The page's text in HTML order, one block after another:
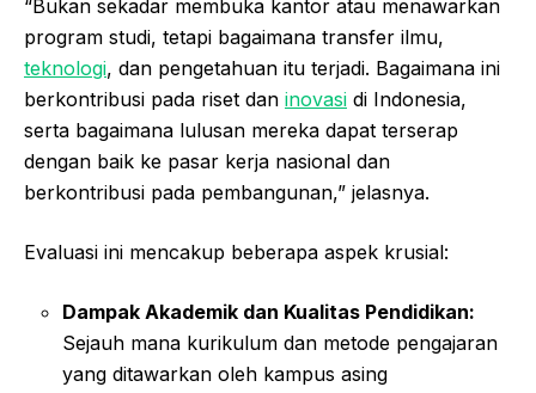
“Bukan sekadar membuka kantor atau menawarkan
program studi, tetapi bagaimana transfer ilmu,
teknologi, dan pengetahuan itu terjadi. Bagaimana ini
berkontribusi pada riset dan inovasi di Indonesia,
serta bagaimana lulusan mereka dapat terserap
dengan baik ke pasar kerja nasional dan
berkontribusi pada pembangunan,” jelasnya.
Evaluasi ini mencakup beberapa aspek krusial:
Dampak Akademik dan Kualitas Pendidikan:
Sejauh mana kurikulum dan metode pengajaran
yang ditawarkan oleh kampus asing